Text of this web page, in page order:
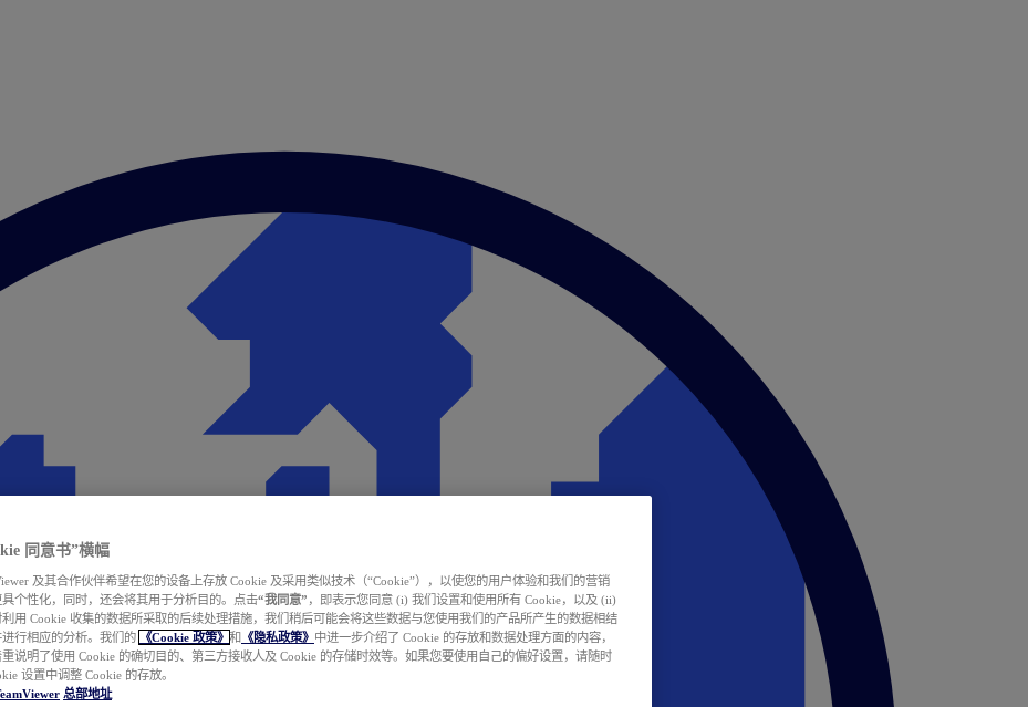
同意书”横幅
及其合作伙伴希望在您的设备上存放 Cookie 及采用类似技术（“Cookie”），以使您的用户体验和我们的营销
个性化，同时，还会将其用于分析目的。点击“我同意” ，即表示您同意 (i) 我们设置和使用所有 Cookie，以及 (ii)
用 Cookie 收集的数据所采取的后续处理措施，我们稍后可能会将这些数据与您使用我们的产品所产生的数据相结
行相应的分析。我们的
《Cookie 政策》 和 《隐私政策》 中进一步介绍了 Cookie 的存放和数据处理方面的内容，
说明了使用 Cookie 的确切目的、第三方接收人及 Cookie 的存储时效等。如果您要使用自己的偏好设置，请随时
设置中调整 Cookie 的存放。
总部地址